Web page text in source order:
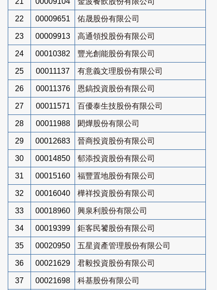
22 00009651 佑晟股份有限公司
23 00009913 高通領投股份有限公司
24 00010382 豐光創能股份有限公司
25 00011137 有意義文理股份有限公司
26 00011376 恩鎬投資股份有限公司
27 00011571 百優泰生技股份有限公司
28 00011988 閎燁股份有限公司
29 00012683 晉商投資股份有限公司
30 00014850 郁添投資股份有限公司
31 00015160 福豐置地股份有限公司
32 00016040 樺祥投資股份有限公司
33 00018960 興泉利股份有限公司
34 00019399 鉅客民饕股份有限公司
35 00020950 五星資產管理股份有限公司
36 00021629 君毅投資股份有限公司
37 00021698 科基股份有限公司